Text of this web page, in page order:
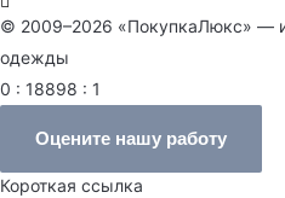
© 2009–2026 «ПокупкаЛюкс» —
одежды
0 : 18898 : 1
Оцените нашу работу
Короткая ссылка